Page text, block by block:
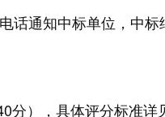
通知中标单位，中标
分），具体评分标准详